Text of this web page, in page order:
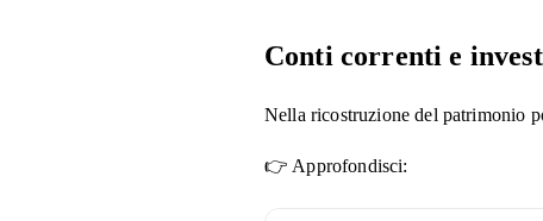
Conti correnti e
Nella ricostruzione del patrimonio
👉 Approfondisci: